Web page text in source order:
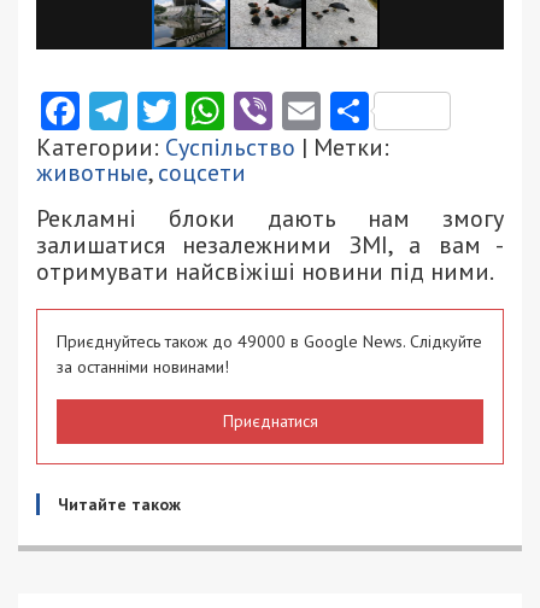
Facebook
Telegram
Twitter
WhatsApp
ViberEmail
Категории: Суспільство | Метки:
животные,соцсети
Рекламні блоки дають нам змогу
залишатися незалежними ЗМІ, а вам -
отримувати найсвіжіші новини під ними.
Приєднуйтесь також до 49000 в Google News. Слідкуйте
за останніми новинами!
Приєднатися
Читайте також